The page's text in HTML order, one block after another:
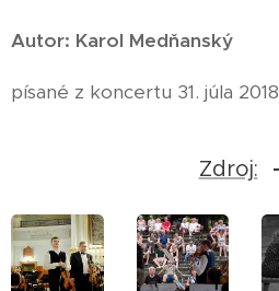
Autor: Karol Medňanský
písané z koncertu 31. júla 2018
Zdroj: